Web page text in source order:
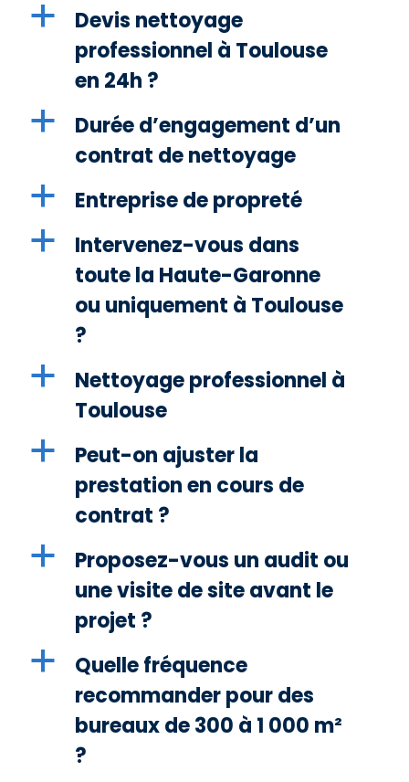
a
Devis nettoyage
professionnel à Toulouse
en 24h ?
a
Durée d’engagement d’un
contrat de nettoyage
a Entreprise de propreté
a
Intervenez-vous dans
toute la Haute-Garonne
ou uniquement à Toulouse
?
a
Nettoyage professionnel à
Toulouse
a
Peut-on ajuster la
prestation en cours de
contrat ?
a
Proposez-vous un audit ou
une visite de site avant le
projet ?
a
Quelle fréquence
recommander pour des
bureaux de 300 à 1 000 m²
?